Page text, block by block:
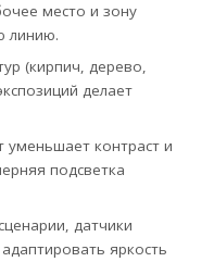
место и зону
линию.
(кирпич, дерево,
делает
уменьшает контраст и
подсветка
датчики
яркость